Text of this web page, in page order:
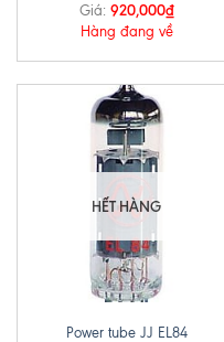
Giá: 920,000₫
Hàng đang về
HẾT HÀNG
Power tube JJ EL84